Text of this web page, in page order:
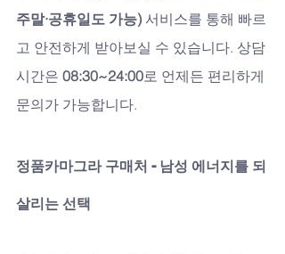
주말·공휴일도 가능) 서비스를 통해 빠르
고 안전하게 받아보실 수 있습니다. 상담
시간은 08:30~24:00로 언제든 편리하게
문의가 가능합니다.
정품카마그라 구매처 - 남성 에너지를 되
살리는 선택